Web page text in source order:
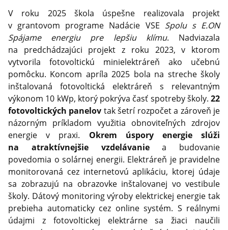
V roku 2025 škola úspešne realizovala projekt
v grantovom programe Nadácie VSE Spolu s E.ON
Spájame energiu pre lepšiu klímu. Nadviazala
na predchádzajúci projekt z roku 2023, v ktorom
vytvorila fotovoltickú minielektráreň ako učebnú
pomôcku. Koncom apríla 2025 bola na streche školy
inštalovaná fotovoltická elektráreň s relevantným
výkonom 10 kWp, ktorý pokrýva časť spotreby školy. 22
fotovoltických panelov tak šetrí rozpočet a zároveň je
názorným príkladom využitia obnoviteľných zdrojov
energie v praxi. Okrem úspory energie slúži
na atraktívnejšie vzdelávaniea budovanie
povedomia o solárnej energii. Elektráreň je pravidelne
monitorovaná cez internetovú aplikáciu, ktorej údaje
sa zobrazujú na obrazovke inštalovanej vo vestibule
školy. Dátový monitoring výroby elektrickej energie tak
prebieha automaticky cez online systém. S reálnymi
údajmi z fotovoltickej elektrárne sa žiaci naučili